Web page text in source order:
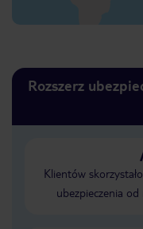
Rozszerz
Klientów
ubezpieczenia